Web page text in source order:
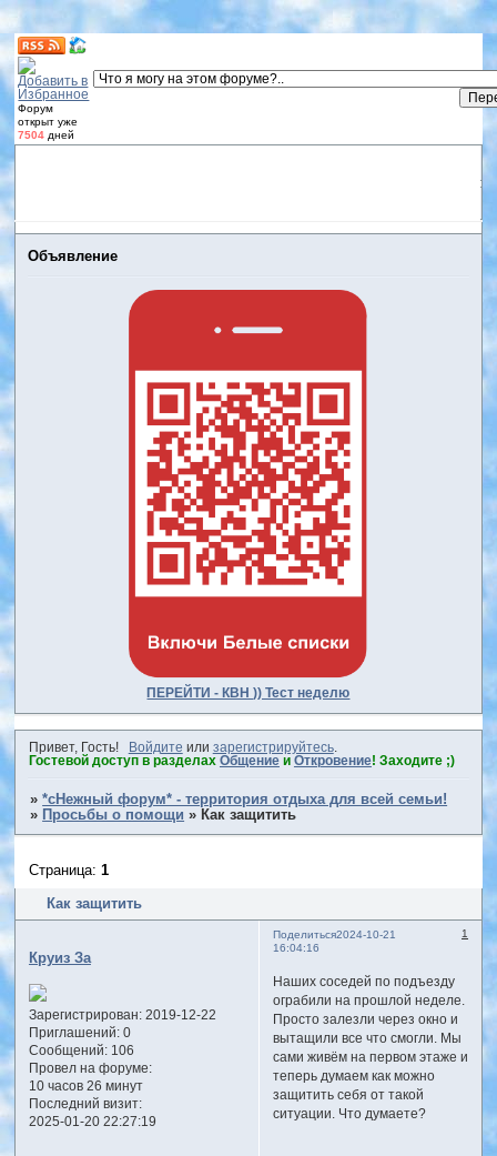
Форум
открыт уже
7504 дней
Объявление
ПЕРЕЙТИ - КВН )) Тест неделю
Привет, Гость! Войдите или зарегистрируйтесь.
Гостевой доступ в разделах Общениеи Откровение! Заходите ;)
»*сНежный форум* - территория отдыха для всей семьи!
» Просьбы о помощи » Как защитить
Как защитить
Страница:1
Поделиться 1
2024-10-21
16:04:16
Круиз За
Зарегистрирован: 2019-12-22
Приглашений:0
Сообщений:106
Провел на форуме:
10 часов 26 минут
Последний визит:
2025-01-20 22:27:19
Наших соседей по подъезду
ограбили на прошлой неделе.
Просто залезли через окно и
вытащили все что смогли. Мы
сами живём на первом этаже и
теперь думаем как можно
защитить себя от такой
ситуации. Что думаете?